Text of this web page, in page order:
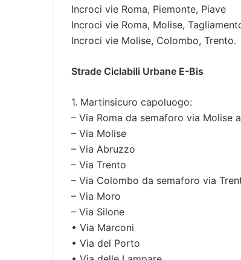
Incroci vie Roma, Piemonte, Piave
Incroci vie Roma, Molise,
Incroci vie Molise, Colombo, Trento.
Strade Ciclabili Urbane E-Bis
1. Martinsicuro capoluogo:
– Via Roma da semaforo via Molise
– Via Molise
– Via Abruzzo
– Via Trento
– Via Colombo da semaforo via
– Via Moro
– Via Silone
• Via Marconi
• Via del Porto